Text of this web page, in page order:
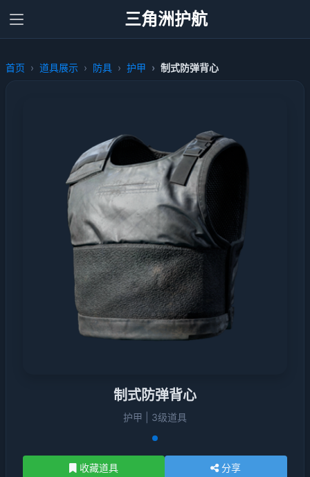
三角洲护航
首页 道具展示 防具 护甲 制式防弹背心
制式防弹背心
护甲 | 3级道具
收藏道具 分享